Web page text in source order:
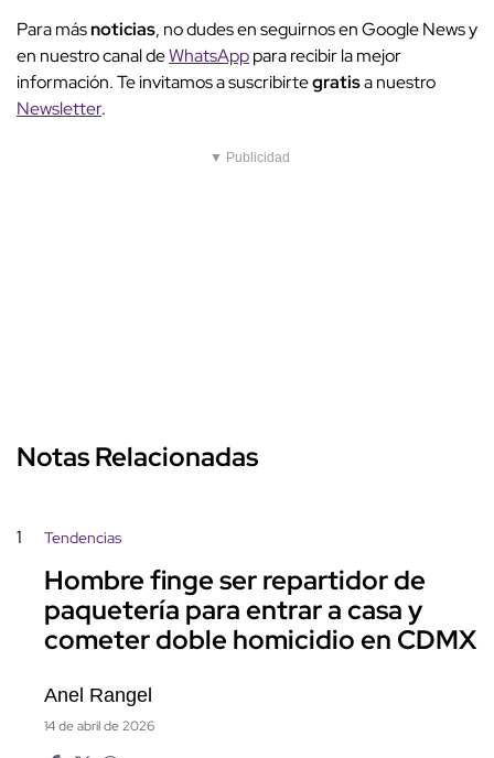
Para másnoticias, no dudes en seguirnos en Google News y
en nuestro canal deWhatsApppara recibir la mejor
información. Te invitamos a suscribirtegratisa nuestro
Newsletter.
▼ Publicidad
Notas Relacionadas
1 Tendencias
Hombre finge ser repartidor de
paquetería para entrar a casa y
cometer doble homicidio en CDMX
Anel Rangel
14 de abril de 2026